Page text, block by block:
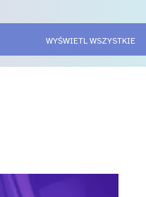
WYŚWIETL WSZYSTKIE